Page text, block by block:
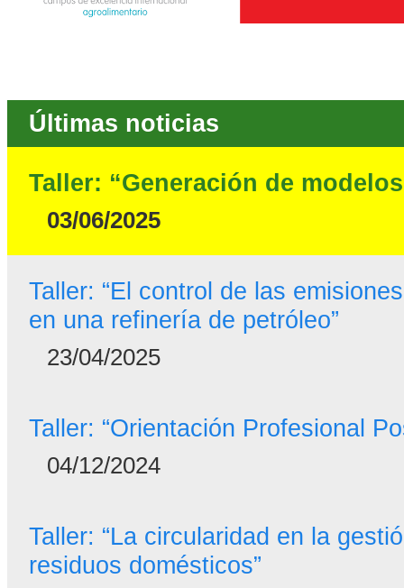
Últimas noticias
Taller: “Generación de
03/06/2025
Taller: “El control de las
en una refinería de petróleo”
23/04/2025
Taller: “Orientación Profesional
04/12/2024
Taller: “La circularidad en la
residuos domésticos”